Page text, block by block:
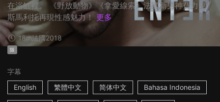
在浴缸裡。 《野放動物》《拿愛線索》法國新男神費力克
斯馬利托再現性感魅力！ 更多
18m法國2018
限
字幕
English
繁體中文 简体中文 Bahasa Indonesia